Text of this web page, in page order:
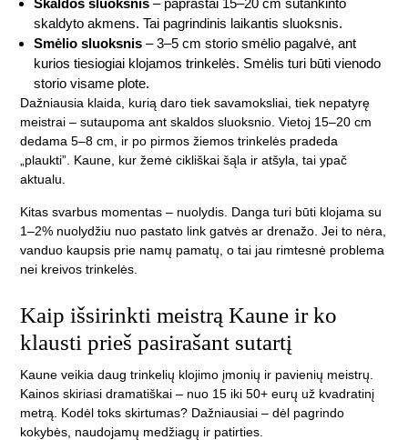
Skaldos sluoksnis – paprastai 15–20 cm sutankinto
skaldyto akmens. Tai pagrindinis laikantis sluoksnis.
Smėlio sluoksnis – 3–5 cm storio smėlio pagalvė, ant
kurios tiesiogiai klojamos trinkelės. Smėlis turi būti vienodo
storio visame plote.
Dažniausia klaida, kurią daro tiek savamoksliai, tiek nepatyrę
meistrai – sutaupoma ant skaldos sluoksnio. Vietoj 15–20 cm
dedama 5–8 cm, ir po pirmos žiemos trinkelės pradeda
„plaukti”. Kaune, kur žemė cikliškai šąla ir atšyla, tai ypač
aktualu.
Kitas svarbus momentas – nuolydis. Danga turi būti klojama su
1–2% nuolydžiu nuo pastato link gatvės ar drenažo. Jei to nėra,
vanduo kaupsis prie namų pamatų, o tai jau rimtesnė problema
nei kreivos trinkelės.
Kaip išsirinkti meistrą Kaune ir ko
klausti prieš pasirašant sutartį
Kaune veikia daug trinkelių klojimo įmonių ir pavienių meistrų.
Kainos skiriasi dramatiškai – nuo 15 iki 50+ eurų už kvadratinį
metrą. Kodėl toks skirtumas? Dažniausiai – dėl pagrindo
kokybės, naudojamų medžiagų ir patirties.